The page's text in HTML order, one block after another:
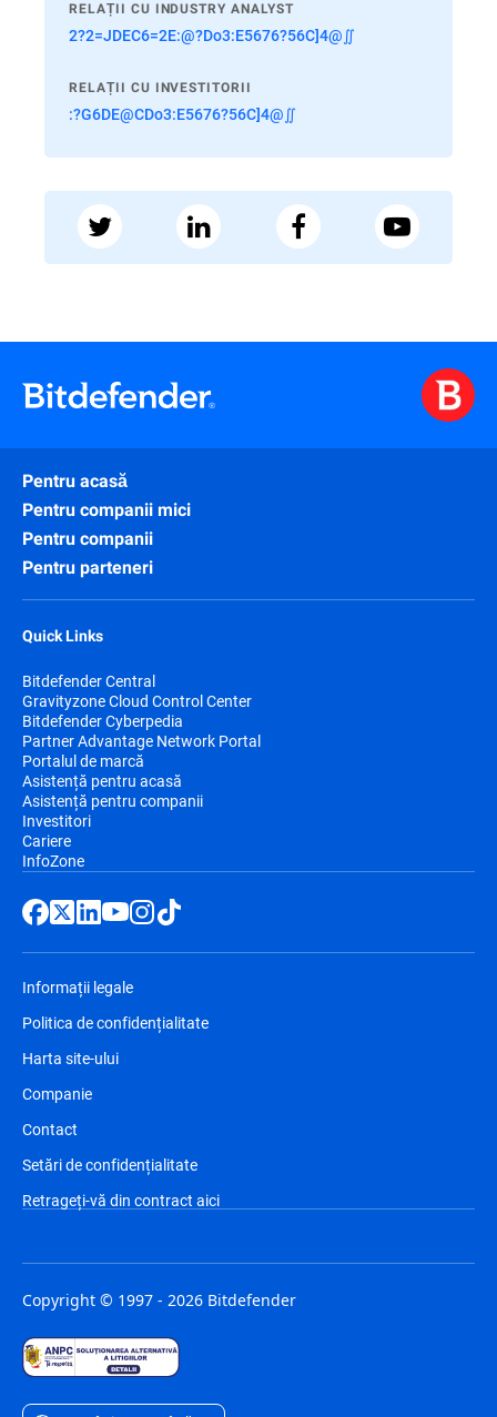
RELAȚII CU INDUSTRY ANALYST
2?2=JDEC6=2E:@?Do3:E5676?56C]4@∬
RELAȚII CU INVESTITORII
:?G6DE@CDo3:E5676?56C]4@∬
Pentru acasă
Pentru companii mici
Pentru companii
Pentru parteneri
Quick Links
Bitdefender Central
Gravityzone Cloud Control Center
Bitdefender Cyberpedia
Partner Advantage Network Portal
Portalul de marcă
Asistență pentru acasă
Asistență pentru companii
Investitori
Cariere
InfoZone
Informații legale
Politica de confidențialitate
Harta site-ului
Companie
Contact
Setări de confidențialitate
Retrageți-vă din contract aici
Copyright © 1997 - 2026 Bitdefender